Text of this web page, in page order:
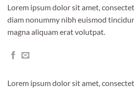
Lorem ipsum dolor sit amet,
diam nonummy nibh euismod
magna aliquam erat volutpat.
Lorem ipsum dolor sit amet,